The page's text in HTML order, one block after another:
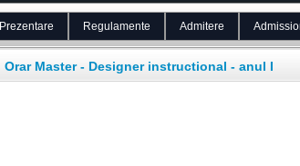
Prezentare Regulamente Admitere
Orar Master - Designer instructional - anul I